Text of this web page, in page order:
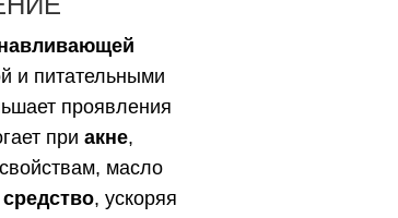
и питательными
проявления
при акне,
масло
, ускоряя